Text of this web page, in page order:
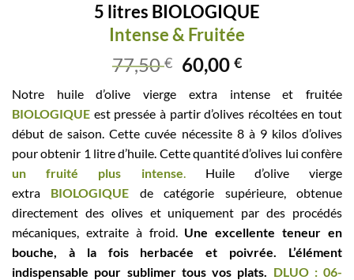
5 litres BIOLOGIQUE
Intense & Fruitée
77,50€ 60,00€
Notre huile d’olive vierge extra intense et fruitée
BIOLOGIQUE est pressée à partir d’olives récoltées en tout
début de saison. Cette cuvée nécessite 8 à 9 kilos d’olives
pour obtenir 1 litre d’huile. Cette quantité d’olives lui confère
un fruité plus intense.Huile d’olive vierge
extra BIOLOGIQUE de catégorie supérieure, obtenue
directement des olives et uniquement par des procédés
mécaniques, extraite à froid. Une excellente teneur en
bouche, à la fois herbacée et poivrée. L’élément
indispensable pour sublimer tous vos plats. DLUO : 06-